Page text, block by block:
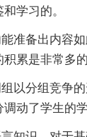
学习的。
准备出内容
累是非常多的
以分组竞争
动了学生的